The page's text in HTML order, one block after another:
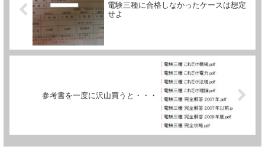
電験三種に合格しなかったケースは想定
せよ
参考書を一度に沢山買うと・・・